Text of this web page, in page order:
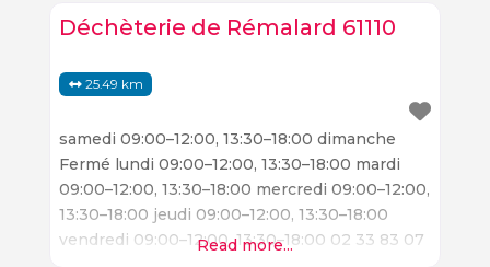
Déchèterie de Rémalard 61110
25.49 km
samedi 09:00–12:00, 13:30–18:00 dimanche
Fermé lundi 09:00–12:00, 13:30–18:00 mardi
09:00–12:00, 13:30–18:00 mercredi 09:00–12:00,
13:30–18:00 jeudi 09:00–12:00, 13:30–18:00
vendredi 09:00–12:00, 13:30–18:00 02 33 83 07
Read more...